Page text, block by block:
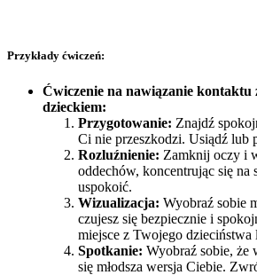
Przykłady ćwiczeń:
Ćwiczenie na nawiązanie kontaktu
dzieckiem:
Przygotowanie: Znajdź
Ci nie przeszkodzi. Usiądź lub
Rozluźnienie: Zamknij oczy i
oddechów, koncentrując się na
uspokoić.
Wizualizacja: Wyobraź sobie
czujesz się bezpiecznie i
miejsce z Twojego
Spotkanie: Wyobraź sobie, że
się młodsza wersja Ciebie.